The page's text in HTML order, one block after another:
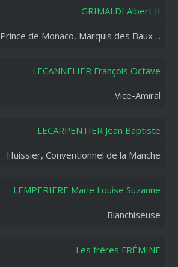
GRIMALDI Albert II
Prince de Monaco, Marquis des Baux ...
LECANNELIER François Octave
Vice-Amiral
LECARPENTIER Jean Baptiste
Huissier, Conventionnel de la Manche
LEMPERIERE Marie Louise Suzanne
Blanchiseuse
Les frères FRÉMINE